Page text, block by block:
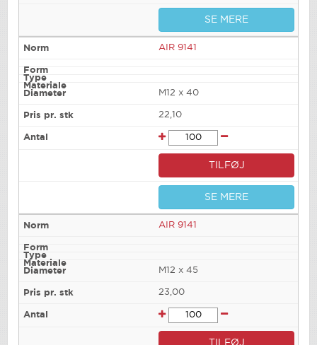
SE MERE
AIR 9141
M12 x 40
22,10
TILFØJ
SE MERE
AIR 9141
M12 x 45
23,00
TILFØJ